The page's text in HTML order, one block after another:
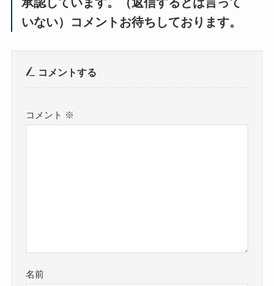
いない）コメントお待ちしております。
コメントする
コメント ※
名前